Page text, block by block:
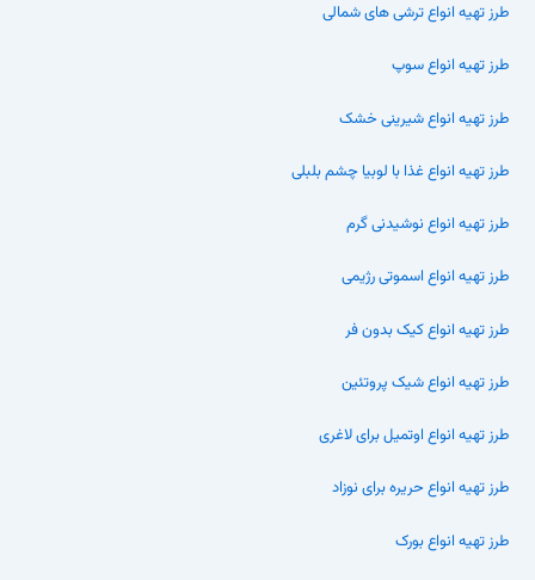
طرز تهیه انواع ترشی های شمالی
طرز تهیه انواع سوپ
طرز تهیه انواع شیرینی خشک
طرز تهیه انواع غذا با لوبیا چشم بلبلی
طرز تهیه انواع نوشیدنی گرم
طرز تهیه انواع اسموتی رژیمی
طرز تهیه انواع کیک بدون فر
طرز تهیه انواع شیک پروتئین
طرز تهیه انواع اوتمیل برای لاغری
طرز تهیه انواع حریره برای نوزاد
طرز تهیه انواع بورک